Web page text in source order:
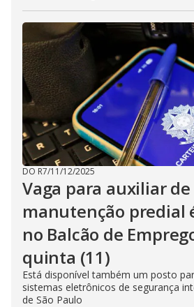
DO R7/11/12/2025
Vaga para auxiliar de
manutenção predial
no Balcão de
quinta (11)
Está disponível também um posto
sistemas eletrônicos de segurança
de São Paulo